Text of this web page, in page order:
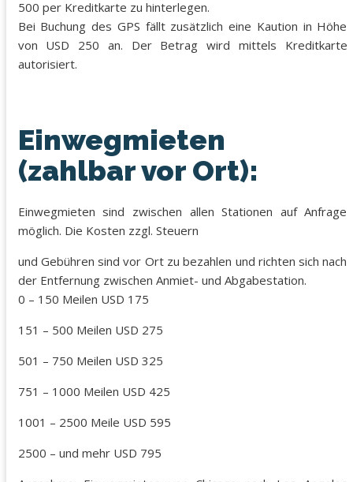
500 per Kreditkarte zu hinterlegen.
Bei Buchung des GPS fällt zusätzlich eine Kaution in Höhe
von USD 250 an. Der Betrag wird mittels Kreditkarte
autorisiert.
Einwegmieten
(zahlbar vor Ort):
Einwegmieten sind zwischen allen Stationen auf Anfrage
möglich. Die Kosten zzgl. Steuern
und Gebühren sind vor Ort zu bezahlen und richten sich nach
der Entfernung zwischen Anmiet- und Abgabestation.
0 – 150 Meilen USD 175
151 – 500 Meilen USD 275
501 – 750 Meilen USD 325
751 – 1000 Meilen USD 425
1001 – 2500 Meile USD 595
2500 – und mehr USD 795